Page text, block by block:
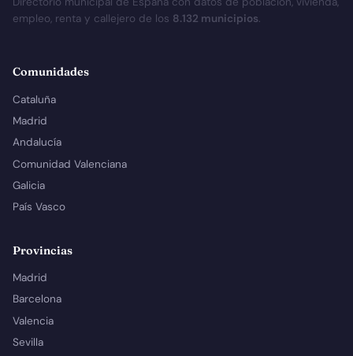
empleo, renta y callejero de los 8.132 municipios.
Comunidades
Cataluña
Madrid
Andalucía
Comunidad Valenciana
Galicia
País Vasco
Provincias
Madrid
Barcelona
Valencia
Sevilla